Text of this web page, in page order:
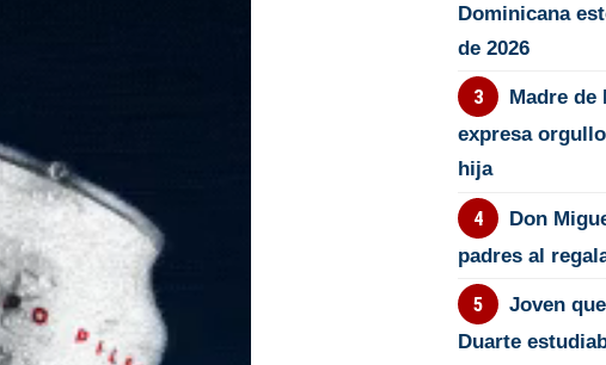
Dominicana
de 2026
Madre
expresa
hija
Don
padres al
Joven
Duarte